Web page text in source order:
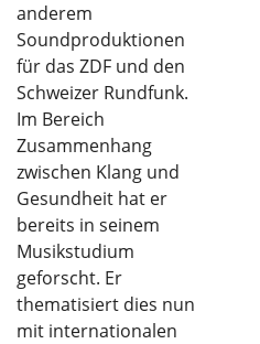
anderem
Soundproduktionen
für das ZDF und den
Schweizer Rundfunk.
Im Bereich
Zusammenhang
zwischen Klang und
Gesundheit hat er
bereits in seinem
Musikstudium
geforscht. Er
thematisiert dies nun
mit internationalen